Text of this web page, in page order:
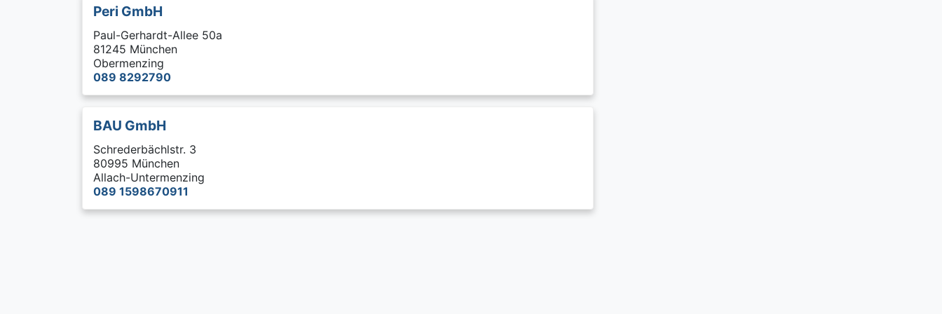
Peri GmbH
Paul-Gerhardt-Allee 50a
81245 München
Obermenzing
089 8292790
BAU GmbH
Schrederbächlstr. 3
80995 München
Allach-Untermenzing
089 1598670911